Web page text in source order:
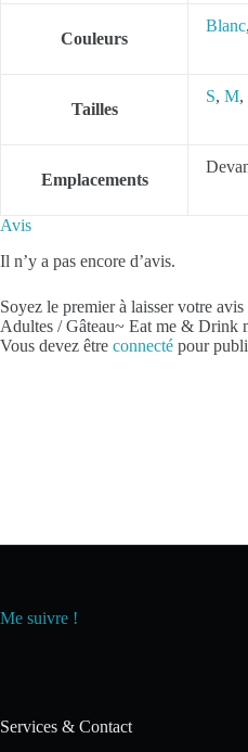
Couleurs
Blanc,
Tailles
S, M,
Emplacements
Avis
Il n’y a pas encore d’avis.
Soyez le premier à laisser votre
Adultes / Gâteau~ Eat me & Drink
Vous devez être connecté pour
Me suivre !
Services & Contact